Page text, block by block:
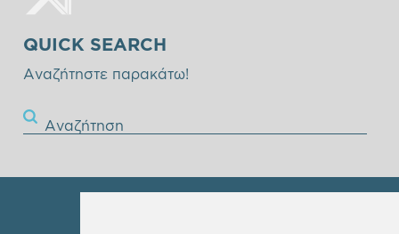
QUICK SEARCH
Αναζήτηστε παρακάτω!
Αναζήτηση